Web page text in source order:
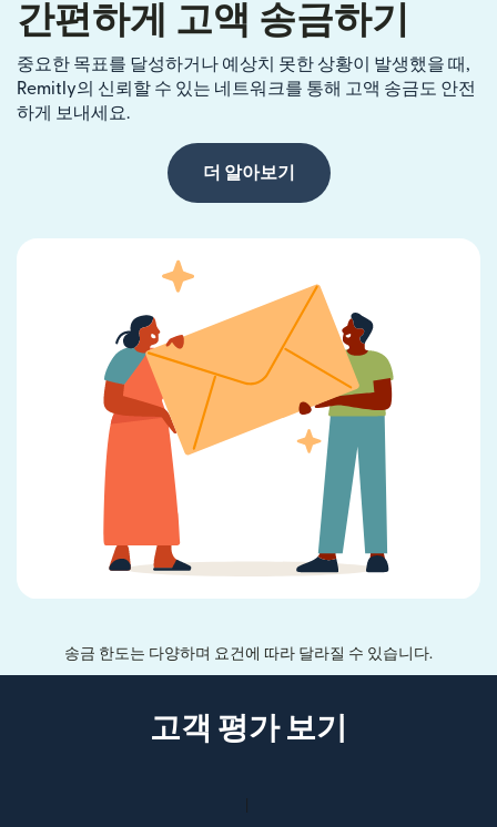
간편하게 고액 송금하기
중요한 목표를 달성하거나 예상치 못한 상황이 발생했을 때,
Remitly의 신뢰할 수 있는 네트워크를 통해 고액 송금도 안전
하게 보내세요.
더 알아보기
송금 한도는 다양하며 요건에 따라 달라질 수 있습니다.
고객 평가 보기